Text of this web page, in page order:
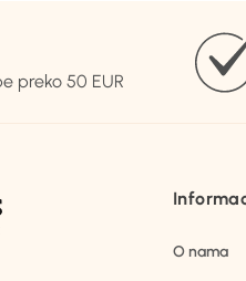
preko 50 EUR
O nama